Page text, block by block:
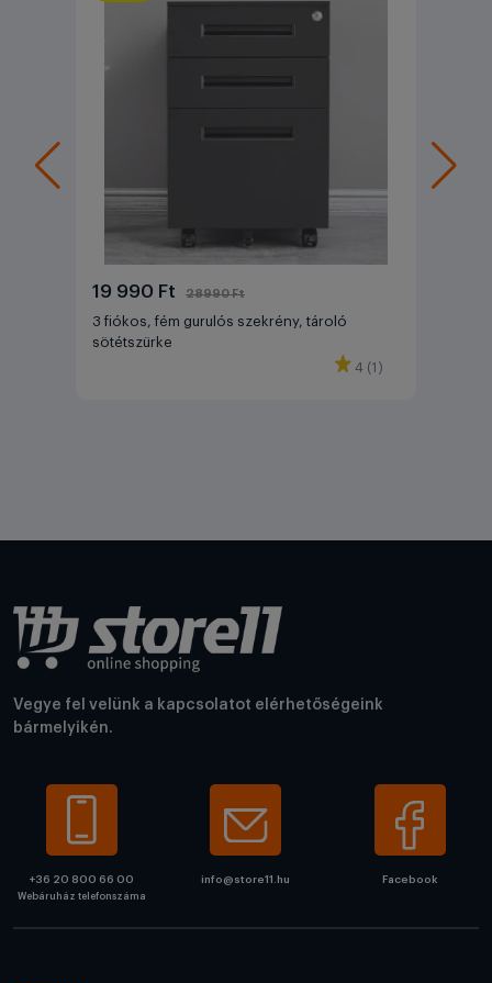
19 990 Ft 28990 Ft
3 fiókos, fém gurulós szekrény, tároló
sötétszürke
4 (1)
Vegye fel velünk a kapcsolatot elérhetőségeink
bármelyikén.
+36 20 800 66 00
Webáruház telefonszáma
info@store11.hu Facebook